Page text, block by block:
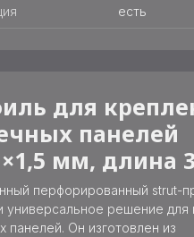
есть
для
панелей
мм, длина
перфорированный strut-
универсальное решение для
панелей. Он изготовлен из